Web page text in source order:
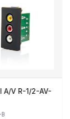
A/V R-1/2-AV-